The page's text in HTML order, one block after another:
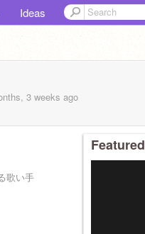
Ideas
3 weeks ago
い手